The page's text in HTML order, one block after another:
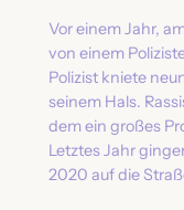
Vor einem Jahr,
von einem
Polizist kniete
seinem Hals.
dem ein großes
Letztes Jahr
2020 auf die